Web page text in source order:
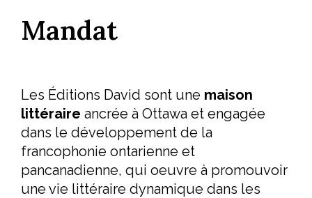
Mandat
Les Éditions David sont une maison
littéraire ancrée à Ottawa et engagée
dans le développement de la
francophonie ontarienne et
pancanadienne, qui oeuvre à promouvoir
une vie littéraire dynamique dans les